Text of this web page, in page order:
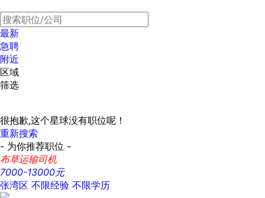
最新
急聘
附近
区域
筛选
很抱歉,这个星球没有职位呢！
重新搜索
- 为你推荐职位 -
布草运输司机
7000-13000元
张湾区 不限经验 不限学历